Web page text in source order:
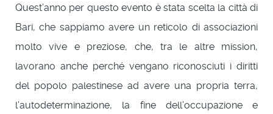
Quest’anno per questo evento è stata scelta la città di
Bari, che sappiamo avere un reticolo di associazioni
molto vive e preziose, che, tra le altre mission,
lavorano anche perché vengano riconosciuti i diritti
del popolo palestinese ad avere una propria terra,
l’autodeterminazione, la fine dell’occupazione e